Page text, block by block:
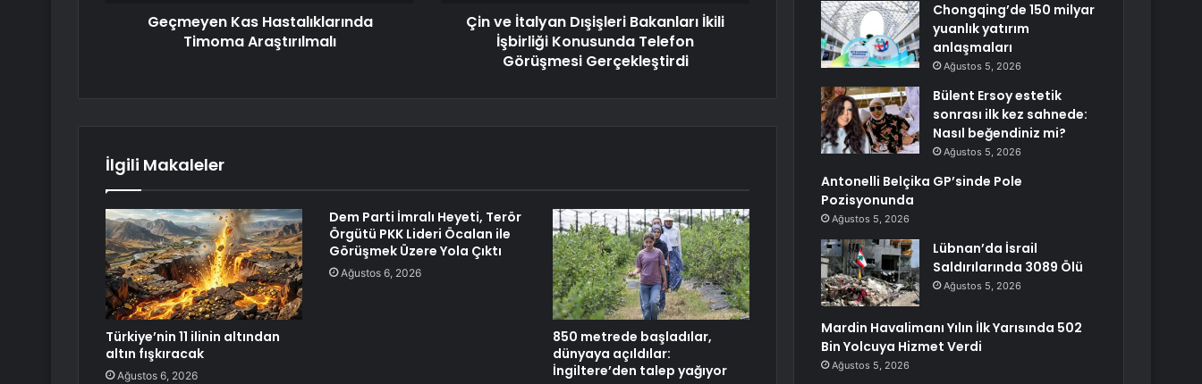
Geçmeyen Kas Hastalıklarında
Timoma Araştırılmalı
Çin ve İtalyan Dışişleri Bakanları İkili
İşbirliği Konusunda Telefon
Görüşmesi Gerçekleştirdi
İlgili Makaleler
Türkiye’nin 11 ilinin altından
altın fışkıracak
Ağustos 6, 2026
Dem Parti İmralı Heyeti, Terör
Örgütü PKK Lideri Öcalan ile
Görüşmek Üzere Yola Çıktı
Ağustos 6, 2026
850 metrede başladılar,
dünyaya açıldılar:
İngiltere’den talep yağıyor
Chongqing’de 150 milyar
yuanlık yatırım
anlaşmaları
Ağustos 5, 2026
Bülent Ersoy estetik
sonrası ilk kez sahnede:
Nasıl beğendiniz mi?
Ağustos 5, 2026
Antonelli Belçika GP’sinde Pole
Pozisyonunda
Ağustos 5, 2026
Lübnan’da İsrail
Saldırılarında 3089 Ölü
Ağustos 5, 2026
Mardin Havalimanı Yılın İlk Yarısında 502
Bin Yolcuya Hizmet Verdi
Ağustos 5, 2026